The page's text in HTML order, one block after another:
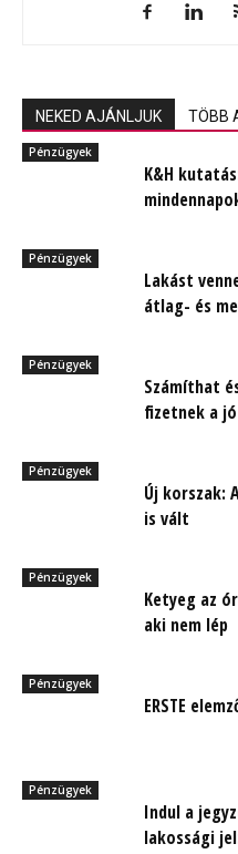
NEKED AJÁNLJUK TÖBB
Pénzügyek
K&H
Pénzügyek
Lakást
átlag- és
Pénzügyek
Számíthat
fizetnek a
Pénzügyek
Új korszak:
is vált
Pénzügyek
Ketyeg az
aki nem lép
Pénzügyek
ERSTE
Pénzügyek
Indul a
lakossági